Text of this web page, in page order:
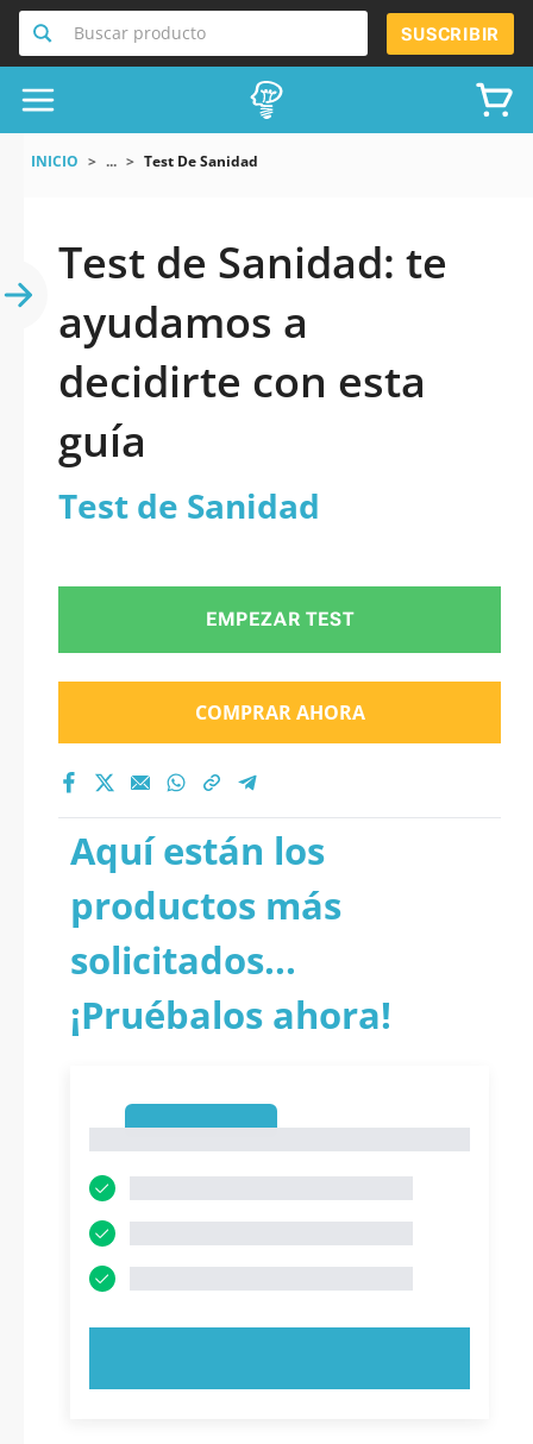
Buscar producto SUSCRIBIR
INICIO ... Test De Sanidad
Test de Sanidad: te
ayudamos a
decidirte con esta
guía
Test de Sanidad
EMPEZAR TEST
COMPRAR AHORA
Aquí están los
productos más
solicitados...
¡Pruébalos ahora!